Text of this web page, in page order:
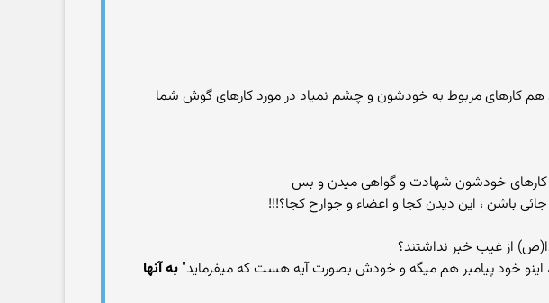
هم کارهای مربوط به خودشون و چشم نمیاد در مورد کارهای گوش شما
کارهای خودشون شهادت و گواهی میدن و بس
باشن ، این دیدن کجا و اعضاء و جوارح کجا؟!!!
اینو خود پیامبر هم میگه و خودش بصورت آیه هست که میفرماید" به آنها